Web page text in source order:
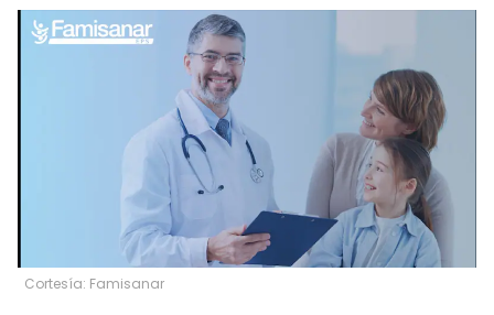
Cortesía: Famisanar